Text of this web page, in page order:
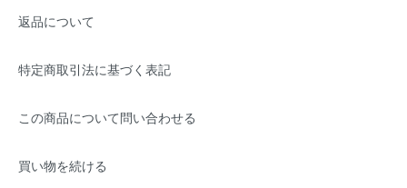
返品について
特定商取引法に基づく表記
この商品について問い合わせる
買い物を続ける